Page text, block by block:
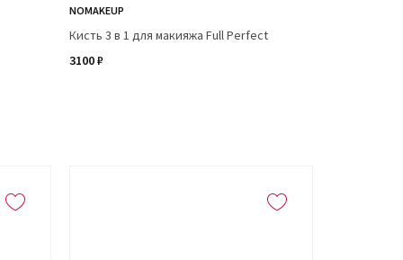
NOMAKEUP
Кисть 3 в 1 для макияжа Full Perfect
3100 ₽